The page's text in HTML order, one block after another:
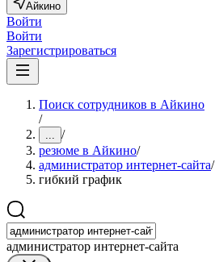
Айкино
Войти
Войти
Зарегистрироваться
Поиск сотрудников в Айкино
/
... /
резюме в Айкино/
администратор интернет-сайта/
гибкий график
администратор интернет-сайта